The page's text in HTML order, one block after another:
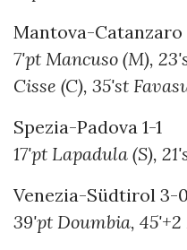
Mantova-Catanzaro
7'pt Mancuso (M),
Cisse (C), 35'st
Spezia-Padova 1-1
17'pt Lapadula (S),
Venezia-Südtirol 3-0
39'pt Doumbia, 45'+2